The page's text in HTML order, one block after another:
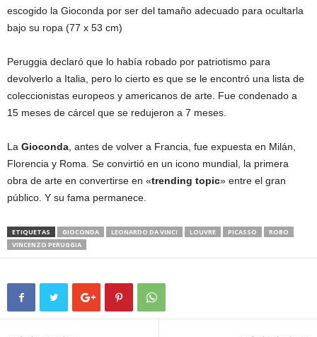
escogido la Gioconda por ser del tamaño adecuado para ocultarla
bajo su ropa (77 x 53 cm)
Peruggia declaró que lo había robado por patriotismo para
devolverlo a Italia, pero lo cierto es que se le encontró una lista de
coleccionistas europeos y americanos de arte. Fue condenado a
15 meses de cárcel que se redujeron a 7 meses.
La Gioconda , antes de volver a Francia, fue expuesta en Milán,
Florencia y Roma. Se convirtió en un icono mundial, la primera
obra de arte en convertirse en «trending topic» entre el gran
público. Y su fama permanece.
ETIQUETAS GIOCONDA LEONARDO DA VINCI LOUVRE PICASSO
ROBO
VINCENZO PERUGGIA